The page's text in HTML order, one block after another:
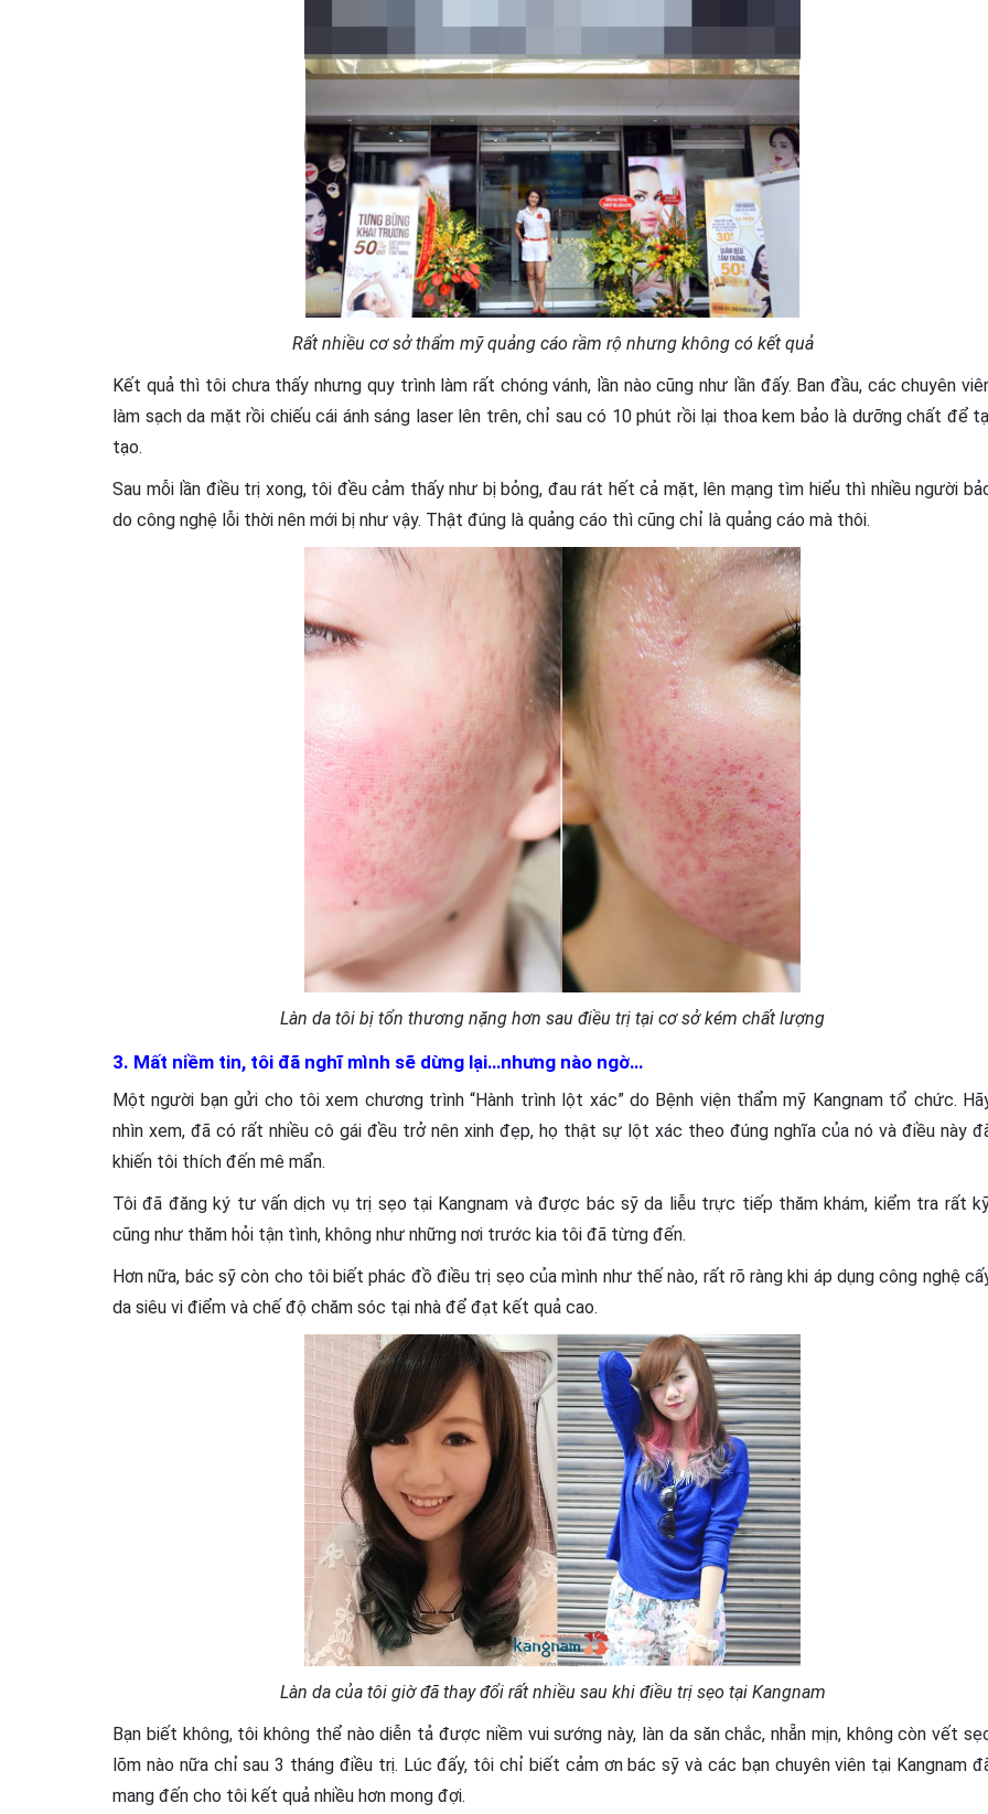
Rất nhiều cơ sở thẩm mỹ quảng cáo rầm rộ nhưng không có kết quả
Kết quả thì tôi chưa thấy nhưng quy trình làm rất chóng vánh, lần nào cũng như lần đấy. Ban đầu, các chuyên
làm sạch da mặt rồi chiếu cái ánh sáng laser lên trên, chỉ sau có 10 phút rồi lại thoa kem bảo là dưỡng chất để
tạo.
Sau mỗi lần điều trị xong, tôi đều cảm thấy như bị bỏng, đau rát hết cả mặt, lên mạng tìm hiểu thì nhiều người
do công nghệ lỗi thời nên mới bị như vậy. Thật đúng là quảng cáo thì cũng chỉ là quảng cáo mà thôi.
Làn da tôi bị tổn thương nặng hơn sau điều trị tại cơ sở kém chất lượng
3. Mất niềm tin, tôi đã nghĩ mình sẽ dừng lại…nhưng nào ngờ…
Một người bạn gửi cho tôi xem chương trình “Hành trình lột xác” do Bệnh viện thẩm mỹ Kangnam tổ chức.
nhìn xem, đã có rất nhiều cô gái đều trở nên xinh đẹp, họ thật sự lột xác theo đúng nghĩa của nó và điều này
khiến tôi thích đến mê mẩn.
Tôi đã đăng ký tư vấn dịch vụ trị sẹo tại Kangnam và được bác sỹ da liễu trực tiếp thăm khám, kiểm tra rất
cũng như thăm hỏi tận tình, không như những nơi trước kia tôi đã từng đến.
Hơn nữa, bác sỹ còn cho tôi biết phác đồ điều trị sẹo của mình như thế nào, rất rõ ràng khi áp dụng công nghệ
da siêu vi điểm và chế độ chăm sóc tại nhà để đạt kết quả cao.
Làn da của tôi giờ đã thay đổi rất nhiều sau khi điều trị sẹo tại Kangnam
Bạn biết không, tôi không thể nào diễn tả được niềm vui sướng này, làn da săn chắc, nhẵn mịn, không còn vết
lõm nào nữa chỉ sau 3 tháng điều trị. Lúc đấy, tôi chỉ biết cảm ơn bác sỹ và các bạn chuyên viên tại Kangnam
mang đến cho tôi kết quả nhiều hơn mong đợi.